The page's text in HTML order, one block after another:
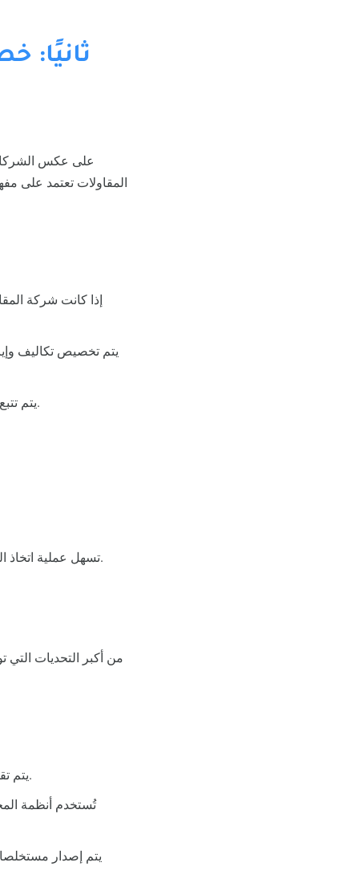
ثانيًا:
على عكس الشركات
المقاولات تعتمد على
إذا كانت شركة
يتم تخصيص تكاليف
يتم تتبع تكاليف كل مشروع من البداية إلى النهاية، دون خلطها مع التكاليف الخاصة بالمشاريع الأخرى.
تسهل عملية اتخاذ القرارات الإدارية المتعلقة بتمديد المشروع أو إنهائه أو اتخاذ تدابير تصحيحية في الوقت المناسب.
من أكبر التحديات
يتم تقسيم المشروع إلى مراحل، ويتم تسجيل التكاليف والإيرادات بشكل مرحلي وليس دفعة واحدة.
تُستخدم أنظمة
يتم إصدار